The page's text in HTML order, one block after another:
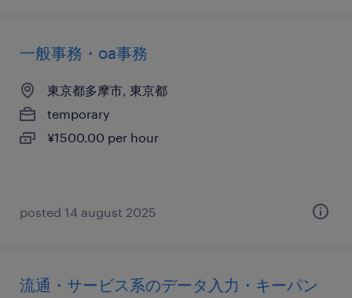
一般事務・oa事務
東京都多摩市, 東京都
temporary
¥1500.00 per hour
posted 14 august 2025
流通・サービス系のデータ入力・キーパン